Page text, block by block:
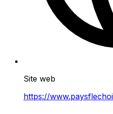
Site web
https://